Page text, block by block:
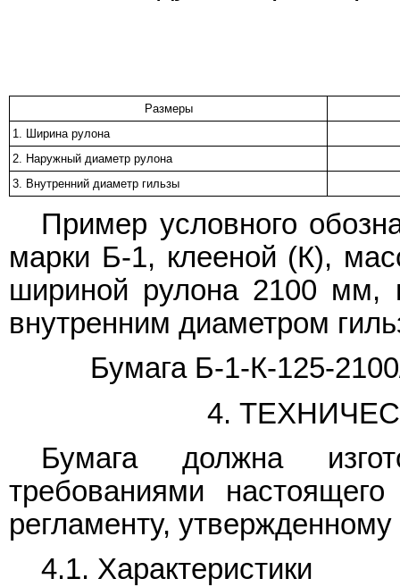
Размеры
1. Ширина рулона
2. Наружный диаметр рулона
3. Внутренний диаметр гильзы
Пример условного
марки Б-1, клееной (К),
шириной рулона 2100
внутренним диаметром
Бумага Б-1-К-125-
4.
Бумага должна
требованиями
регламенту,
4.1. Характеристики